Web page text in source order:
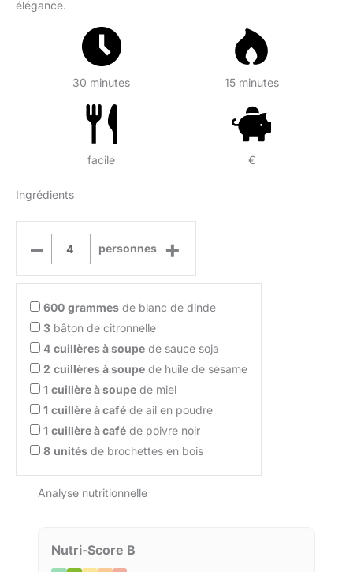
élégance.
30 minutes 15 minutes
facile €
Ingrédients
– personnes +
600 grammes de blanc de dinde
3 bâton de citronnelle
4 cuillères à soupe de sauce soja
2 cuillères à soupe de huile de sésame
1 cuillère à soupe de miel
1 cuillère à café de ail en poudre
1 cuillère à café de poivre noir
8 unités de brochettes en bois
Analyse nutritionnelle
Nutri-Score B